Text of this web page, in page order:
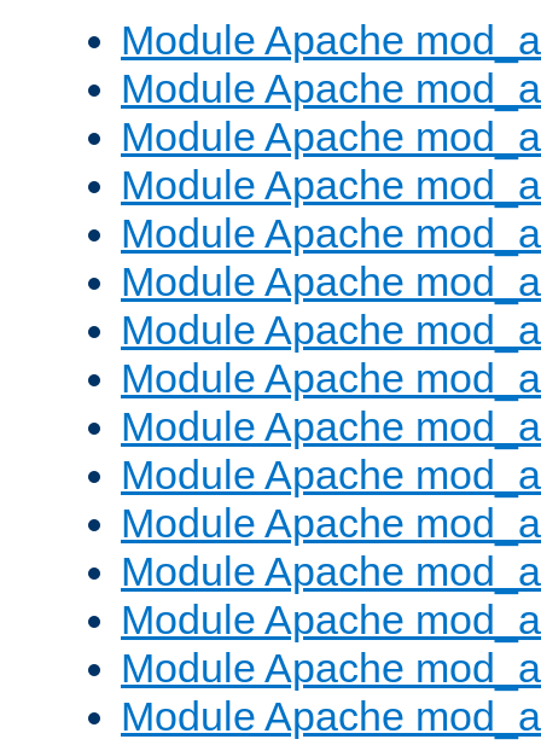
Module Apache
Module Apache
Module Apache
Module Apache
Module Apache
Module Apache
Module Apache
Module Apache
Module Apache
Module Apache
Module Apache
Module Apache
Module Apache
Module Apache
Module Apache